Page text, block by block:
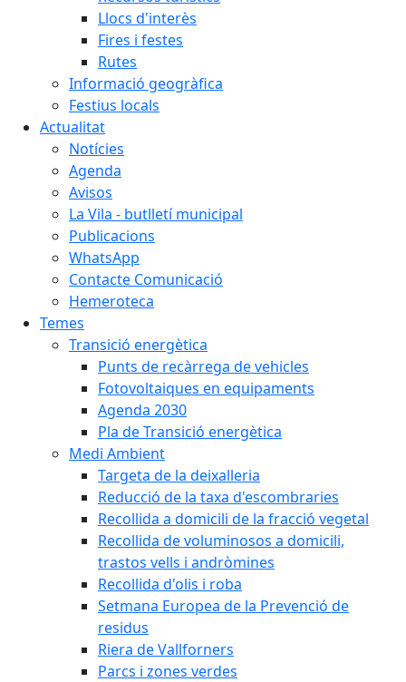
Llocs d'interès
Fires i festes
Rutes
Informació geogràfica
Festius locals
Actualitat
Notícies
Agenda
Avisos
La Vila - butlletí municipal
Publicacions
WhatsApp
Contacte Comunicació
Hemeroteca
Temes
Transició energètica
Punts de recàrrega de vehicles
Fotovoltaiques en equipaments
Agenda 2030
Pla de Transició energètica
Medi Ambient
Targeta de la deixalleria
Reducció de la taxa d'escombraries
Recollida a domicili de la fracció vegetal
Recollida de voluminosos a domicili,
trastos vells i andròmines
Recollida d'olis i roba
Setmana Europea de la Prevenció de
residus
Riera de Vallforners
Parcs i zones verdes